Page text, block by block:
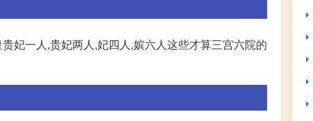
妃一人,贵妃两人,妃四人,嫔六人这些才算三宫六院的